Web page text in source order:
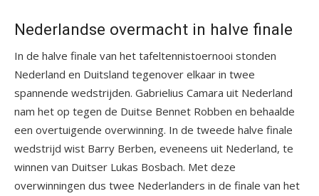
Nederlandse overmacht in halve finale
In de halve finale van het tafeltennistoernooi stonden
Nederland en Duitsland tegenover elkaar in twee
spannende wedstrijden. Gabrielius Camara uit Nederland
nam het op tegen de Duitse Bennet Robben en behaalde
een overtuigende overwinning. In de tweede halve finale
wedstrijd wist Barry Berben, eveneens uit Nederland, te
winnen van Duitser Lukas Bosbach. Met deze
overwinningen dus twee Nederlanders in de finale van het